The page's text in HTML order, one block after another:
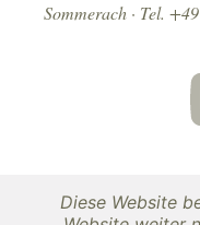
Sommerach · Tel.
Wir sind in der Rubrik
Diese Website